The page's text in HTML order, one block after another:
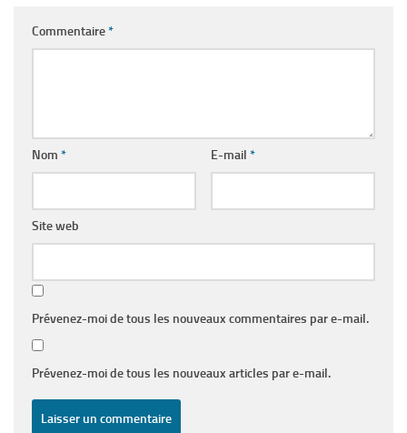
Commentaire*
Nom * E-mail *
Site web
Prévenez-moi de tous les nouveaux commentaires par e-mail.
Prévenez-moi de tous les nouveaux articles par e-mail.